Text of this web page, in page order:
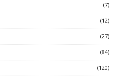
(7)
(12)
(27)
(84)
(120)